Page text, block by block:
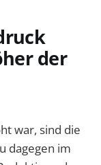
der
war, sind die
dagegen im